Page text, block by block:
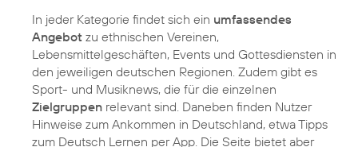
In jeder Kategorie findet sich ein umfassendes
Angebot zu ethnischen Vereinen,
Lebensmittelgeschäften, Events und Gottesdiensten in
den jeweiligen deutschen Regionen. Zudem gibt es
Sport- und Musiknews, die für die einzelnen
Zielgruppen relevant sind. Daneben finden Nutzer
Hinweise zum Ankommen in Deutschland, etwa Tipps
zum Deutsch Lernen per App. Die Seite bietet aber